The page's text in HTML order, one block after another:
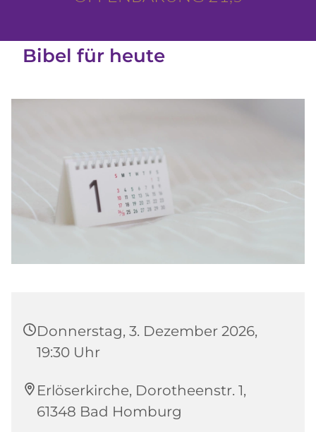
Bibel für heute
Donnerstag, 3. Dezember 2026,
19:30 Uhr
Erlöserkirche, Dorotheenstr. 1,
61348 Bad Homburg